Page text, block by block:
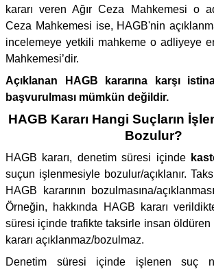
kararı veren Ağır Ceza Mahkemesi o
Ceza Mahkemesi ise, HAGB'nin
incelemeye yetkili mahkeme o adliyeye
Mahkemesi’dir.
Açıklanan HAGB kararına karşı
başvurulması mümkün değildir.
HAGB Kararı Hangi Suçların
Bozulur?
HAGB kararı, denetim süresi içinde
suçun işlenmesiyle bozulur/açıklanır.
HAGB kararının bozulmasına/
Örneğin, hakkında HAGB kararı
süresi içinde trafikte taksirle insan
kararı açıklanmaz/bozulmaz.
Denetim süresi içinde işlenen suç